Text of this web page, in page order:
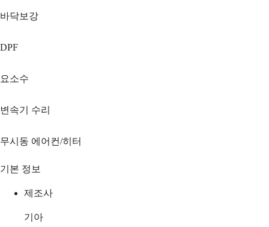
바닥보강
DPF
요소수
변속기 수리
무시동 에어컨/히터
기본 정보
제조사
기아